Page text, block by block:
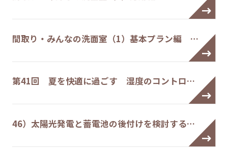
間取り・みんなの洗面室（1）基本プラン編 …
第41回 夏を快適に過ごす 湿度のコントロ…
46）太陽光発電と蓄電池の後付けを検討する…